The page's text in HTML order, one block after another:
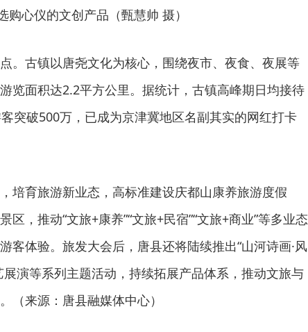
购心仪的文创产品（甄慧帅 摄）
。古镇以唐尧文化为核心，围绕夜市、夜食、夜展等
览面积达2.2平方公里。据统计，古镇高峰期日均接待
突破500万，已成为京津冀地区名副其实的网红打卡
培育旅游新业态，高标准建设庆都山康养旅游度假
，推动“文旅+康养”“文旅+民宿”“文旅+商业”等多业态
客体验。旅发大会后，唐县还将陆续推出“山河诗画·风
演等系列主题活动，持续拓展产品体系，推动文旅与
（来源：唐县融媒体中心）